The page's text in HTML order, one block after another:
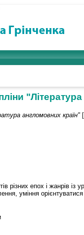
англомовних країн"
різних епох і жанрів
уміння